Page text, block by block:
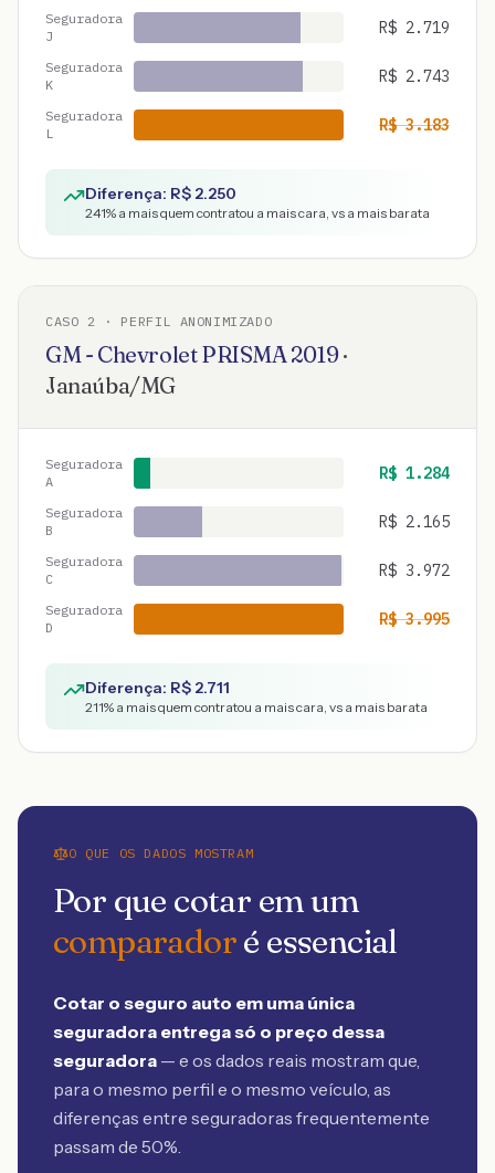
Seguradora
J
R$ 2.719
Seguradora
K
R$ 2.743
Seguradora
L
R$3.183
Diferença: R$ 2.250
241% a mais quem contratou a mais cara, vs a mais barata
CASO 2 · PERFIL ANONIMIZADO
GM - ChevroletPRISMA2019·
Janaúba/MG
Seguradora
A
R$ 1.284
Seguradora
B
R$ 2.165
Seguradora
C
R$ 3.972
Seguradora
D
R$3.995
Diferença: R$ 2.711
211% a mais quem contratou a mais cara, vs a mais barata
O QUE OS DADOS MOSTRAM
Por que cotar em um
comparadoré essencial
Cotar o seguro auto em uma única
seguradora entrega só o preço dessa
seguradora — e os dados reais mostram que,
para o mesmo perfil e o mesmo veículo, as
diferenças entre seguradoras frequentemente
passam de 50%.